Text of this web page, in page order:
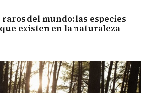
del mundo: las especies
existen en la naturaleza